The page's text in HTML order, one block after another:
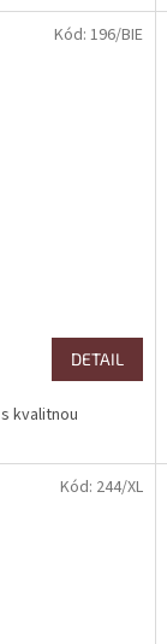
DETAIL
kvalitnou
Kód: 196/BIE
Kód: 244/XL